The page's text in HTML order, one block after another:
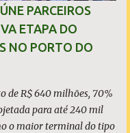
vitrine política. O que
e Portuário do Pecém
de São Gonçalo
o mapa
pertença a Sã...
PARCEIROS
ETAPA DO
NO PORTO DO
de R$ 640 milhões, 70%
para até 240 mil
o maior terminal do tipo